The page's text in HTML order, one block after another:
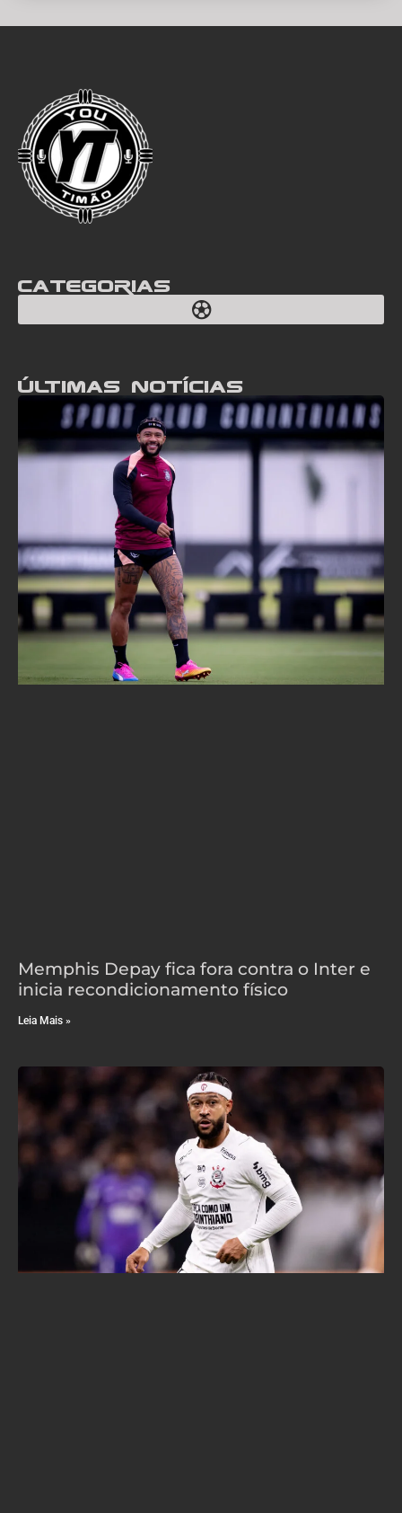
Categorias
Últimas notícias
Memphis Depay fica fora contra o Inter e
inicia recondicionamento físico
Leia Mais »